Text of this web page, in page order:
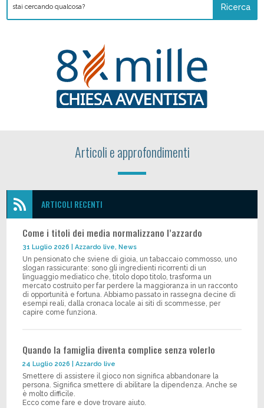
Articoli e approfondimenti
 ARTICOLI RECENTI
Come i titoli dei media normalizzano l’azzardo
31 Luglio 2026 |Azzardo live, News
Un pensionato che sviene di gioia, un tabaccaio commosso, uno
slogan rassicurante: sono gli ingredienti ricorrenti di un
linguaggio mediatico che, titolo dopo titolo, trasforma un
mercato costruito per far perdere la maggioranza in un racconto
di opportunità e fortuna. Abbiamo passato in rassegna decine di
esempi reali, dalla cronaca locale ai siti di scommesse, per
capire come funziona.
Quando la famiglia diventa complice senza volerlo
24 Luglio 2026 |Azzardo live
Smettere di assistere il gioco non significa abbandonare la
persona. Significa smettere di abilitare la dipendenza. Anche se
è molto difficile.
Ecco come fare e dove trovare aiuto.